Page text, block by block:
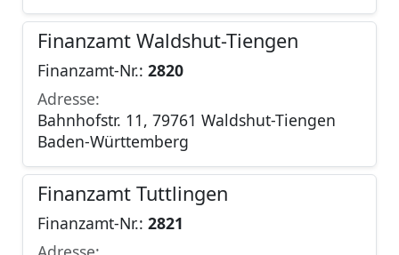
Finanzamt Waldshut-Tiengen
Finanzamt-Nr.: 2820
Adresse:
Bahnhofstr. 11, 79761 Waldshut-Tiengen
Baden-Württemberg
Finanzamt Tuttlingen
Finanzamt-Nr.: 2821